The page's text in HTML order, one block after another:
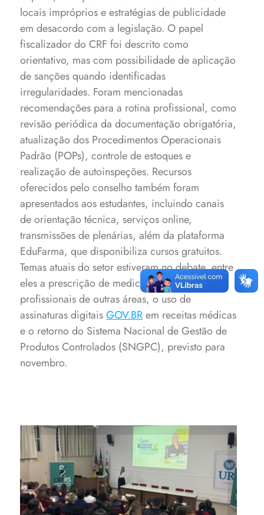
locais impróprios e estratégias de publicidade
em desacordo com a legislação. O papel
fiscalizador do CRF foi descrito como
orientativo, mas com possibilidade de aplicação
de sanções quando identificadas
irregularidades. Foram mencionadas
recomendações para a rotina profissional, como
revisão periódica da documentação obrigatória,
atualização dos Procedimentos Operacionais
Padrão (POPs), controle de estoques e
realização de autoinspeções. Recursos
oferecidos pelo conselho também foram
apresentados aos estudantes, incluindo canais
de orientação técnica, serviços online,
transmissões de plenárias, além da plataforma
EduFarma, que disponibiliza cursos gratuitos.
Temas atuais do setor estiveram no debate, entre
eles a prescrição de medicamentos por
profissionais de outras áreas, o uso de
assinaturas digitaisGOV.BRem receitas médicas
e o retorno do Sistema Nacional de Gestão de
Produtos Controlados (SNGPC), previsto para
novembro.
Encontro apresentou aspectos
relacionados às
responsabilidades legais e